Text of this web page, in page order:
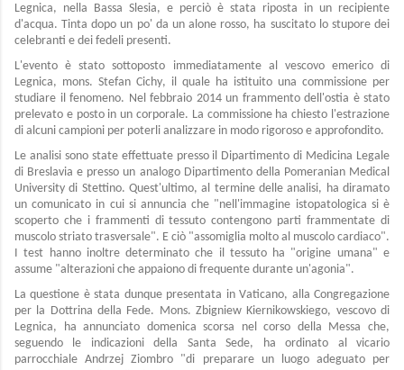
Legnica, nella Bassa Slesia, e perciò è stata riposta in un recipiente
d'acqua. Tinta dopo un po' da un alone rosso, ha suscitato lo stupore dei
celebranti e dei fedeli presenti.
L'evento è stato sottoposto immediatamente al vescovo emerico di
Legnica, mons. Stefan Cichy, il quale ha istituito una commissione per
studiare il fenomeno. Nel febbraio 2014 un frammento dell'ostia è stato
prelevato e posto in un corporale. La commissione ha chiesto l'estrazione
di alcuni campioni per poterli analizzare in modo rigoroso e approfondito.
Le analisi sono state effettuate presso il Dipartimento di Medicina Legale
di Breslavia e presso un analogo Dipartimento della Pomeranian Medical
University di Stettino. Quest'ultimo, al termine delle analisi, ha diramato
un comunicato in cui si annuncia che "nell'immagine istopatologica si è
scoperto che i frammenti di tessuto contengono parti frammentate di
muscolo striato trasversale". E ciò "assomiglia molto al muscolo cardiaco".
I test hanno inoltre determinato che il tessuto ha "origine umana" e
assume "alterazioni che appaiono di frequente durante un'agonia".
La questione è stata dunque presentata in Vaticano, alla Congregazione
per la Dottrina della Fede. Mons. Zbigniew Kiernikowskiego, vescovo di
Legnica, ha annunciato domenica scorsa nel corso della Messa che,
seguendo le indicazioni della Santa Sede, ha ordinato al vicario
parrocchiale Andrzej Ziombro "di preparare un luogo adeguato per